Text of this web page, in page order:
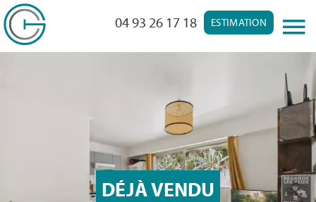
ESTIMATION
04 93 26 17 18
DÉJÀ VENDU